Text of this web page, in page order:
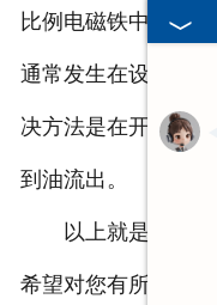
比例电磁铁中的空
通常发生在设备刚
决方法是在开始使
到油流出。
以上就是厂家介
希望对您有所帮助。